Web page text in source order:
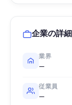
企業の詳細
業界
—
従業員
—